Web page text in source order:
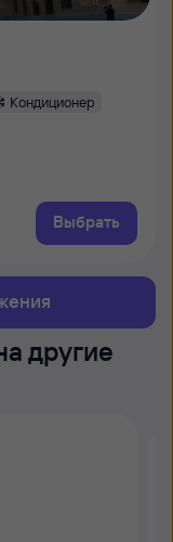
Кондиционер
Выбрать
другие